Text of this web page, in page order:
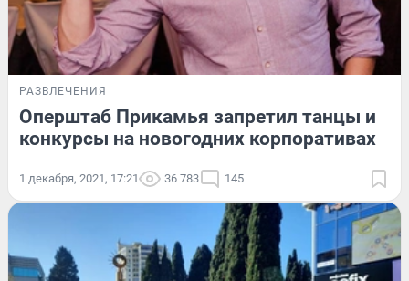
РАЗВЛЕЧЕНИЯ
Оперштаб Прикамья запретил танцы и
конкурсы на новогодних корпоративах
1 декабря, 2021, 17:21 36 783 145